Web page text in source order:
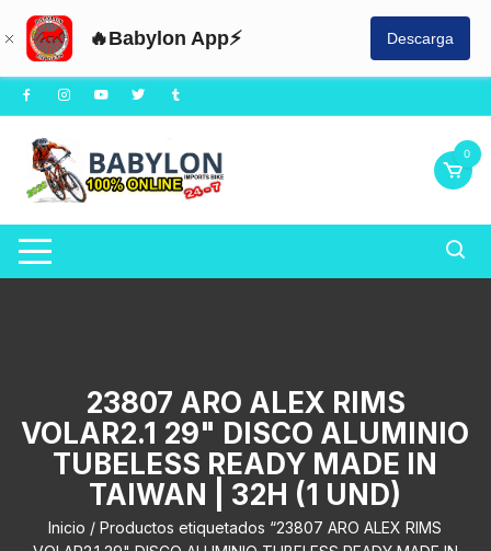
🔥Babylon App⚡ Descarga
Saltar
al
contenido
0
23807 ARO ALEX RIMS
VOLAR2.1 29" DISCO ALUMINIO
TUBELESS READY MADE IN
TAIWAN | 32H (1 UND)
Inicio / Productos etiquetados “23807 ARO ALEX RIMS